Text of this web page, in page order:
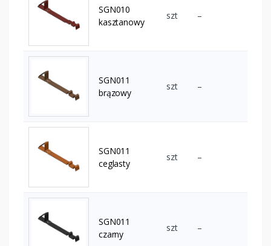
SGN010
kasztanowy
szt –
SGN011
brązowy
szt –
SGN011
ceglasty
szt –
SGN011
czarny
szt –